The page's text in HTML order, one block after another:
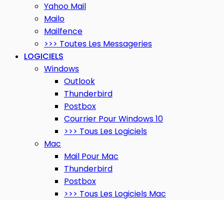
Yahoo Mail
Mailo
Mailfence
>>> Toutes Les Messageries
LOGICIELS
Windows
Outlook
Thunderbird
Postbox
Courrier Pour Windows 10
>>> Tous Les Logiciels
Mac
Mail Pour Mac
Thunderbird
Postbox
>>> Tous Les Logiciels Mac